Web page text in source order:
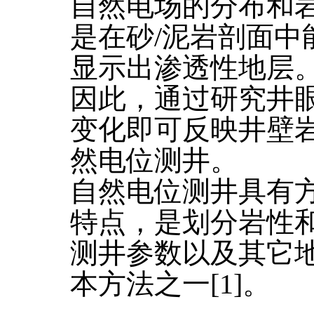
自然电场的分布和
是在砂/泥岩剖面
显示出渗透性地层
因此，通过研究井
变化即可反映井壁
然电位测井。
自然电位测井具有
特点，是划分岩性
测井参数以及其它
本方法之一[1]。